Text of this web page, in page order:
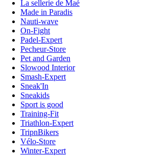
La sellerie de Maé
Made in Paradis
Nauti-wave
On-Fight
Padel-Expert
Pecheur-Store
Pet and Garden
Slowood Interior
Smash-Expert
Sneak'In
Sneakids
Sport is good
Training-Fit
Triathlon-Expert
TripnBikers
Vélo-Store
Winter-Expert